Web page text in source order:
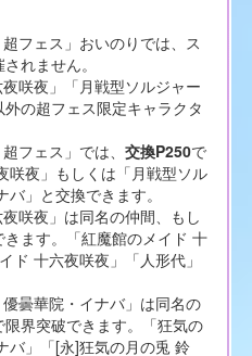
フェス」おいのりでは、ス
れません。
咲夜」「月戦型ソルジャー
の超フェス限定キャラクタ
フェス」では、 交換P250で
咲夜」もしくは「月戦型ソル
」と交換できます。
咲夜」は同名の仲間、もし
ます。「紅魔館のメイド 十
ド 十六夜咲夜」「人形代」
曇華院・イナバ」は同名の
界突破できます。「狂気の
バ」「[永]狂気の月の兎 鈴